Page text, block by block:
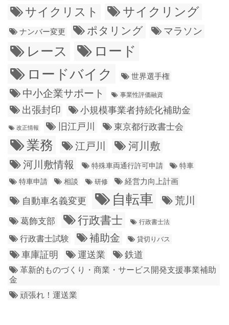
サイクリスト サイクリング
ナンバー変更 ポタリング マラソン
レース
ロード
ロードバイク
世界選手権
中小企業サポート 事業性評価融資
出張封印 小規模事業者持続化補助金
改正情報 旧江戸川 東京都行政書士会
業務 江戸川
河川敷
河川敷情報
特殊車両通行許可申請
特車
特車申請
相談 研修 経営力向上計画
自動車名義変更 自転車 荒川
葛飾支部 行政書士 行政書士法
行政書士試験 補助金 貸切りバス
車庫証明 運送業 鉄道
革新的ものづくり・商業・サービス開発支援事業補助
金
頑張れ！運送業